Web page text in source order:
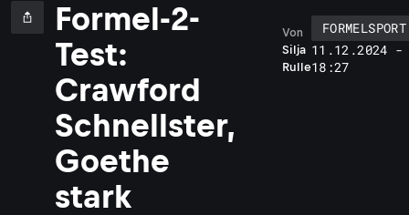
Formel-2-
Test:
Crawford
Schnellster,
Goethe
stark
Silja
Rulle
Von
FORMELSPORT
11.12.2024 -
18:27